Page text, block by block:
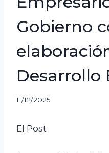
Gobierno
Desarrollo
11/12/2025
El Post